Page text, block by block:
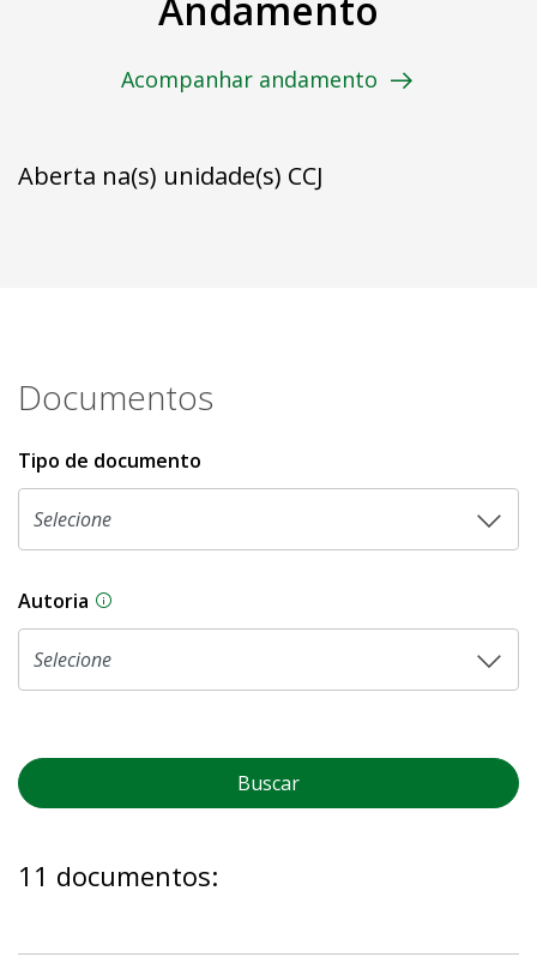
Acompanhar andamento
Aberta na(s) unidade(s) CCJ
Documentos
Tipo de documento
Autoria As proposições legislativas na CLDF podem
Buscar
11 documentos: